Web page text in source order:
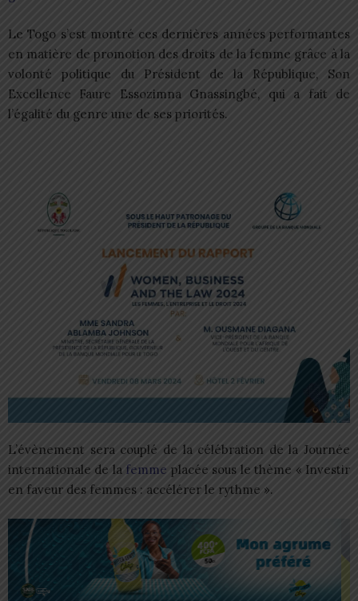
Le Togo s’est montré ces dernières années performantes
en matière de promotion des droits de la femme grâce à la
volonté politique du Président de la République, Son
Excellence Faure Essozimna Gnassingbé, qui a fait de
l’égalité du genre une de ses priorités.
L’évènement sera couplé de la célébration de la Journée
internationale de la femme placée sous le thème « Investir
en faveur des femmes : accélérer le rythme ».